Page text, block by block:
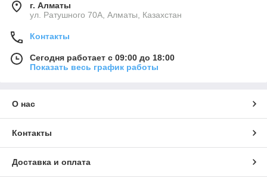
г. Алматы
ул. Ратушного 70А, Алматы, Казахстан
Контакты
Сегодня работает с 09:00 до 18:00
Показать весь график работы
О нас
Контакты
Доставка и оплата